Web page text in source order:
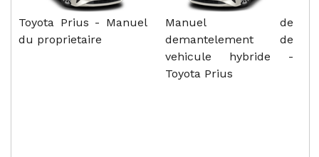
Toyota Prius - Manuel
du proprietaire
Manuel de
demantelement de
vehicule hybride -
Toyota Prius